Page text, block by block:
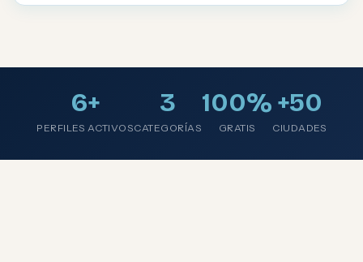
6+
PERFILES ACTIVOS
3
CATEGORÍAS
100%
GRATIS
+50
CIUDADES